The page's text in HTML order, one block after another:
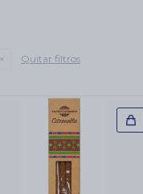
Quitar filtros